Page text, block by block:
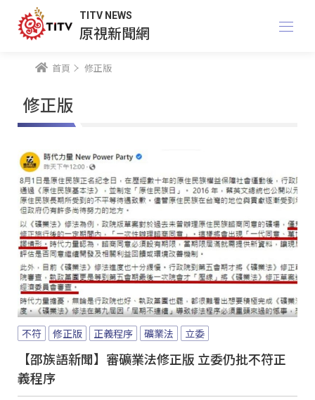
TITV NEWS
原視新聞網
首頁 修正版
修正版
不符 修正版 正義程序 礦業法 立委
【邵族語新聞】審礦業法修正版 立委仍批不符正
義程序